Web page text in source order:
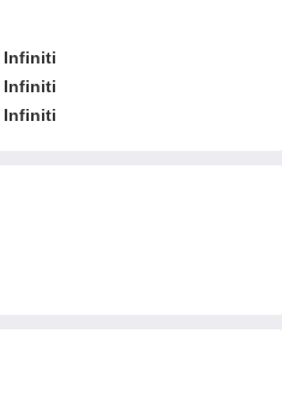
Infiniti
Infiniti
Infiniti